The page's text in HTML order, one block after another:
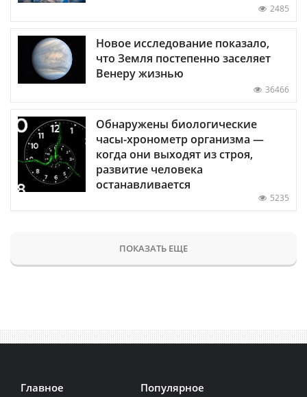
2485
Новое исследование показало,
что Земля постепенно заселяет
Венеру жизнью
36466
Обнаружены биологические
часы-хронометр организма —
когда они выходят из строя,
развитие человека
останавливается
5235
ПОКАЗАТЬ ЕЩЕ
Главное Популярное